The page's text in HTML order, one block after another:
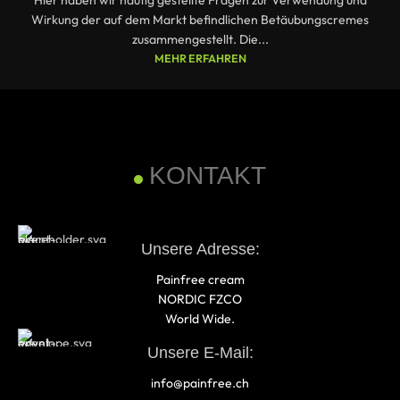
Wirkung der auf dem Markt befindlichen Betäubungscremes
zusammengestellt. Die...
MEHR ERFAHREN
KONTAKT
Unsere Adresse:
Painfree cream
NORDIC FZCO
World Wide.
Unsere E-Mail:
info@painfree.ch